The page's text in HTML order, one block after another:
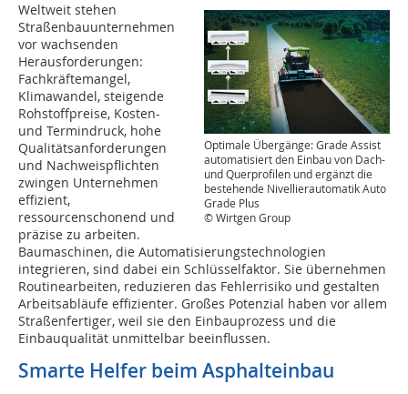
Optimale Übergänge: Grade Assist
automatisiert den Einbau von Dach-
und Querprofilen und ergänzt die
bestehende Nivellierautomatik Auto
Grade Plus
© Wirtgen Group
Weltweit stehen
Straßenbauunternehmen
vor wachsenden
Herausforderungen:
Fachkräftemangel,
Klimawandel, steigende
Rohstoffpreise, Kosten-
und Termindruck, hohe
Qualitätsanforderungen
und Nachweispflichten
zwingen Unternehmen
effizient,
ressourcenschonend und
präzise zu arbeiten.
Baumaschinen, die Automatisierungstechnologien
integrieren, sind dabei ein Schlüsselfaktor. Sie übernehmen
Routine­arbeiten, reduzieren das Fehlerrisiko und gestalten
Arbeitsabläufe effizienter. Großes Potenzial haben vor allem
Straßenfertiger, weil sie den Einbauprozess und die
Einbauqualität unmittelbar beeinflussen.
Smarte Helfer beim Asphalteinbau